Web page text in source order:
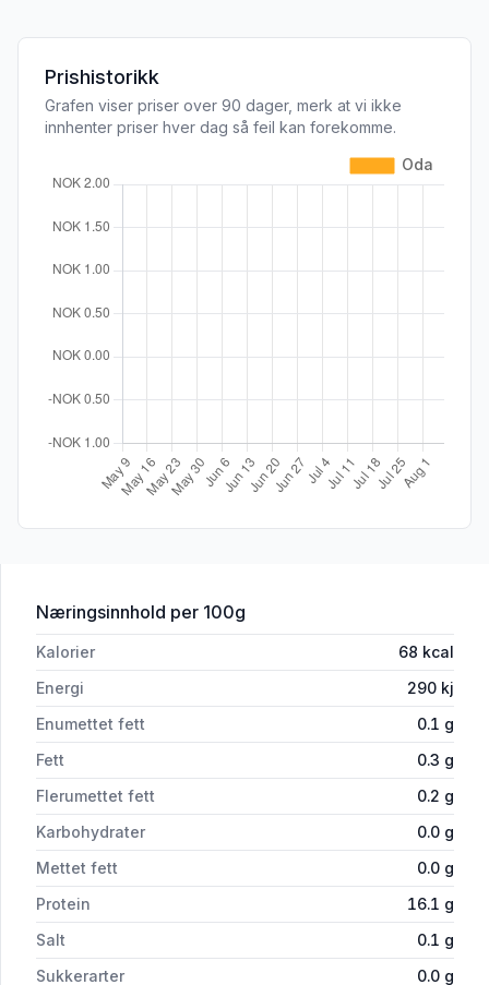
Prishistorikk
Grafen viser priser over 90 dager, merk at vi ikke
innhenter priser hver dag så feil kan forekomme.
Næringsinnhold for 'Hysefilet uten skinn og bein, ca.
per 100g
Kalorier 68 kcal
Energi
290 kj
Enumettet fett
0.1 g
Fett
0.3 g
Flerumettet fett
0.2 g
Karbohydrater
0.0 g
Mettet fett
0.0 g
Protein
16.1 g
Salt
0.1 g
Sukkerarter
0.0 g